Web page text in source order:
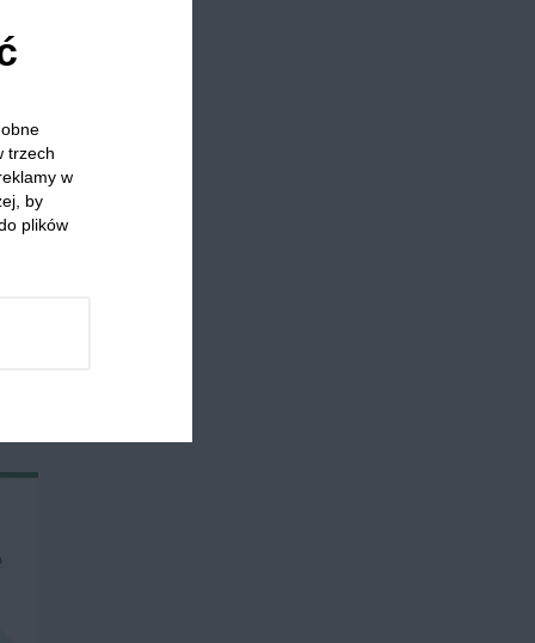
Drugie śniadanie
trzech
w
by
plików